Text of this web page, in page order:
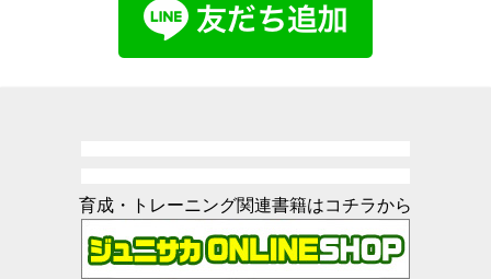
育成・トレーニング関連書籍はコチラから